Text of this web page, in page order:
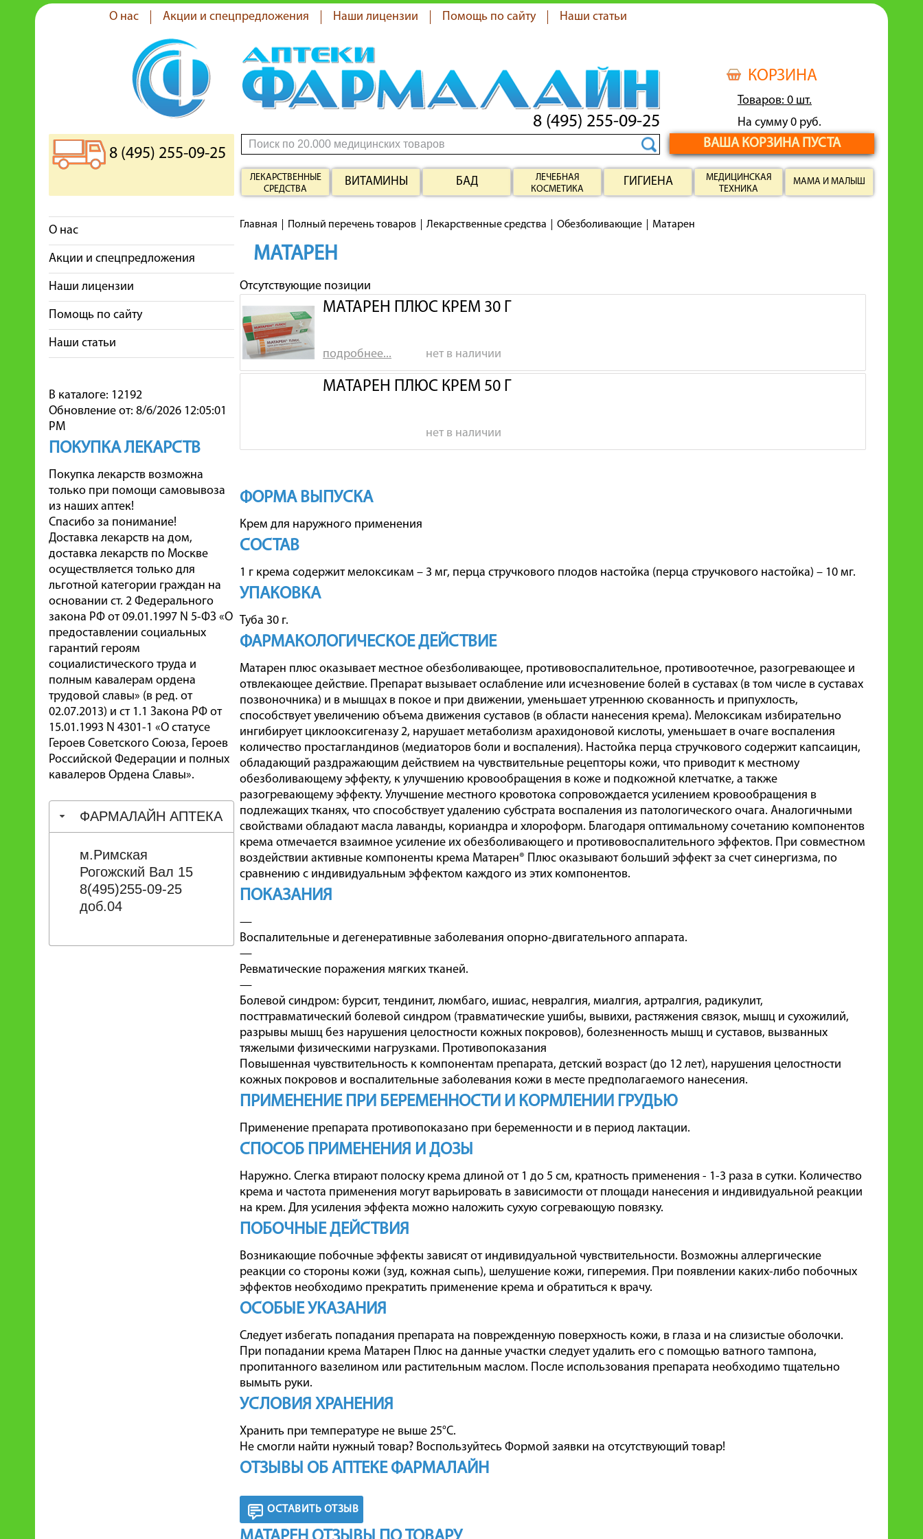
О нас Акции и спецпредложения Наши лицензии Помощь по сайту Наши статьи
КОРЗИНА
Товаров: 0 шт.
На сумму 0 руб.
ВАША КОРЗИНА ПУСТА
8 (495) 255-09-25
8 (495) 255-09-25
ЛЕКАРСТВЕННЫЕ
СРЕДСТВА
ВИТАМИНЫ БАД
ЛЕЧЕБНАЯ
КОСМЕТИКА
ГИГИЕНА
МЕДИЦИНСКАЯ
ТЕХНИКА
МАМА И МАЛЫШ
О нас
Акции и спецпредложения
Наши лицензии
Помощь по сайту
Наши статьи
В каталоге: 12192
Обновление от: 8/6/2026 12:05:01
PM
ПОКУПКА ЛЕКАРСТВ
Покупка лекарств возможна
только при помощи самовывоза
из наших аптек!
Спасибо за понимание!
Доставка лекарств на дом,
доставка лекарств по Москве
осуществляется только для
льготной категории граждан на
основании ст. 2 Федерального
закона РФ от 09.01.1997 N 5-ФЗ «О
предоставлении социальных
гарантий героям
социалистического труда и
полным кавалерам ордена
трудовой славы» (в ред. от
02.07.2013) и ст 1.1 Закона РФ от
15.01.1993 N 4301-1 «О статусе
Героев Советского Союза, Героев
Российской Федерации и полных
кавалеров Ордена Славы».
ФАРМАЛАЙН АПТЕКА
м.Римская
Рогожский Вал 15
8(495)255-09-25
доб.04
Главная Полный перечень товаров Лекарственные средства Обезболивающие Матарен
МАТАРЕН
Отсутствующие позиции
МАТАРЕН ПЛЮС КРЕМ 30 Г
подробнее... нет в наличии
МАТАРЕН ПЛЮС КРЕМ 50 Г
нет в наличии
ФОРМА ВЫПУСКА
Крем для наружного применения
СОСТАВ
1 г крема содержит мелоксикам – 3 мг, перца стручкового плодов настойка (перца стручкового настойка) – 10 мг.
УПАКОВКА
Туба 30 г.
ФАРМАКОЛОГИЧЕСКОЕ ДЕЙСТВИЕ
Матарен плюс оказывает местное обезболивающее, противовоспалительное, противоотечное, разогревающее и
отвлекающее действие. Препарат вызывает ослабление или исчезновение болей в суставах (в том числе в суставах
позвоночника) и в мышцах в покое и при движении, уменьшает утреннюю скованность и припухлость,
способствует увеличению объема движения суставов (в области нанесения крема). Мелоксикам избирательно
ингибирует циклооксигеназу 2, нарушает метаболизм арахидоновой кислоты, уменьшает в очаге воспаления
количество простагландинов (медиаторов боли и воспаления). Настойка перца стручкового содержит капсаицин,
обладающий раздражающим действием на чувствительные рецепторы кожи, что приводит к местному
обезболивающему эффекту, к улучшению кровообращения в коже и подкожной клетчатке, а также
разогревающему эффекту. Улучшение местного кровотока сопровождается усилением кровообращения в
подлежащих тканях, что способствует удалению субстрата воспаления из патологического очага. Аналогичными
свойствами обладают масла лаванды, кориандра и хлороформ. Благодаря оптимальному сочетанию компонентов
крема отмечается взаимное усиление их обезболивающего и противовоспалительного эффектов. При совместном
воздействии активные компоненты крема Матарен® Плюс оказывают больший эффект за счет синергизма, по
сравнению с индивидуальным эффектом каждого из этих компонентов.
ПОКАЗАНИЯ
—
Воспалительные и дегенеративные заболевания опорно-двигательного аппарата.
—
Ревматические поражения мягких тканей.
—
Болевой синдром: бурсит, тендинит, люмбаго, ишиас, невралгия, миалгия, артралгия, радикулит,
посттравматический болевой синдром (травматические ушибы, вывихи, растяжения связок, мышц и сухожилий,
разрывы мышц без нарушения целостности кожных покровов), болезненность мышц и суставов, вызванных
тяжелыми физическими нагрузками. Противопоказания
Повышенная чувствительность к компонентам препарата, детский возраст (до 12 лет), нарушения целостности
кожных покровов и воспалительные заболевания кожи в месте предполагаемого нанесения.
ПРИМЕНЕНИЕ ПРИ БЕРЕМЕННОСТИ И КОРМЛЕНИИ ГРУДЬЮ
Применение препарата противопоказано при беременности и в период лактации.
СПОСОБ ПРИМЕНЕНИЯ И ДОЗЫ
Наружно. Слегка втирают полоску крема длиной от 1 до 5 см, кратность применения - 1-3 раза в сутки. Количество
крема и частота применения могут варьировать в зависимости от площади нанесения и индивидуальной реакции
на крем. Для усиления эффекта можно наложить сухую согревающую повязку.
ПОБОЧНЫЕ ДЕЙСТВИЯ
Возникающие побочные эффекты зависят от индивидуальной чувствительности. Возможны аллергические
реакции со стороны кожи (зуд, кожная сыпь), шелушение кожи, гиперемия. При появлении каких-либо побочных
эффектов необходимо прекратить применение крема и обратиться к врачу.
ОСОБЫЕ УКАЗАНИЯ
Следует избегать попадания препарата на поврежденную поверхность кожи, в глаза и на слизистые оболочки.
При попадании крема Матарен Плюс на данные участки следует удалить его с помощью ватного тампона,
пропитанного вазелином или растительным маслом. После использования препарата необходимо тщательно
вымыть руки.
УСЛОВИЯ ХРАНЕНИЯ
Хранить при температуре не выше 25°С.
Не смогли найти нужный товар? Воспользуйтесь Формой заявки на отсутствующий товар!
ОТЗЫВЫ ОБ АПТЕКЕ ФАРМАЛАЙН
ОСТАВИТЬ ОТЗЫВ